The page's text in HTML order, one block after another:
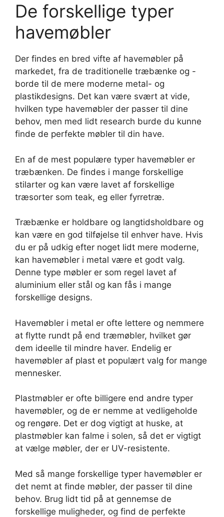
De forskellige typer
havemøbler
Der findes en bred vifte af havemøbler på
markedet, fra de traditionelle træbænke og -
borde til de mere moderne metal- og
plastikdesigns. Det kan være svært at vide,
hvilken type havemøbler der passer til dine
behov, men med lidt research burde du kunne
finde de perfekte møbler til din have.
En af de mest populære typer havemøbler er
træbænken. De findes i mange forskellige
stilarter og kan være lavet af forskellige
træsorter som teak, eg eller fyrretræ.
Træbænke er holdbare og langtidsholdbare og
kan være en god tilføjelse til enhver have. Hvis
du er på udkig efter noget lidt mere moderne,
kan havemøbler i metal være et godt valg.
Denne type møbler er som regel lavet af
aluminium eller stål og kan fås i mange
forskellige designs.
Havemøbler i metal er ofte lettere og nemmere
at flytte rundt på end træmøbler, hvilket gør
dem ideelle til mindre haver. Endelig er
havemøbler af plast et populært valg for mange
mennesker.
Plastmøbler er ofte billigere end andre typer
havemøbler, og de er nemme at vedligeholde
og rengøre. Det er dog vigtigt at huske, at
plastmøbler kan falme i solen, så det er vigtigt
at vælge møbler, der er UV-resistente.
Med så mange forskellige typer havemøbler er
det nemt at finde møbler, der passer til dine
behov. Brug lidt tid på at gennemse de
forskellige muligheder, og find de perfekte